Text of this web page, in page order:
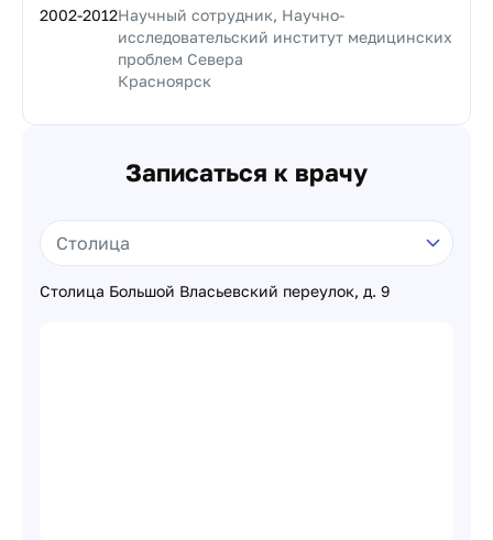
2002-2012Научный сотрудник, Научно-
исследовательский институт медицинских
проблем Севера
Красноярск
Записаться к врачу
Столица Большой Власьевский переулок, д. 9